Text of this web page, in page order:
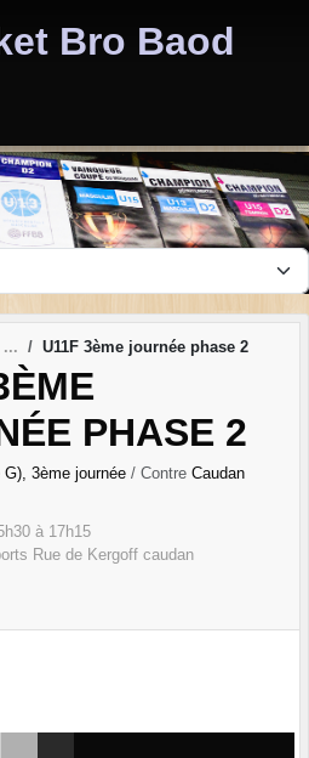
Bro Baod
U11F 3ème journée phase 2
PHASE 2
3ème journée / Contre Caudan
à 17h15
Rue de Kergoff caudan